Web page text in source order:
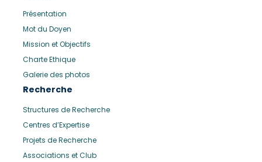
Présentation
Mot du Doyen
Mission et Objectifs
Charte Ethique
Galerie des photos
Recherche
Structures de Recherche
Centres d’Expertise
Projets de Recherche
Associations et Club